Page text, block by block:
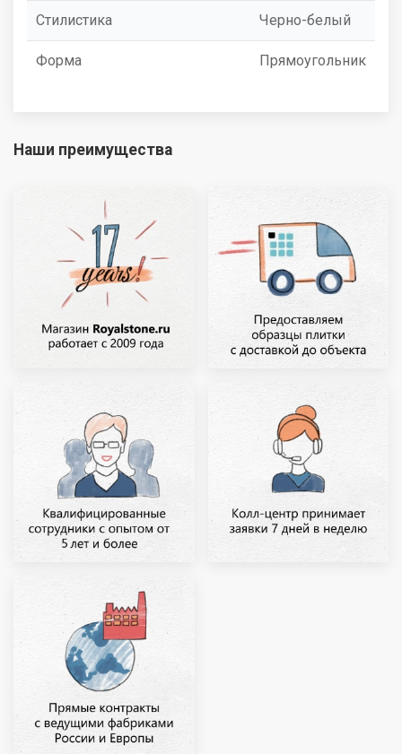
Стилистика Черно-белый
Форма Прямоугольник
Наши преимущества